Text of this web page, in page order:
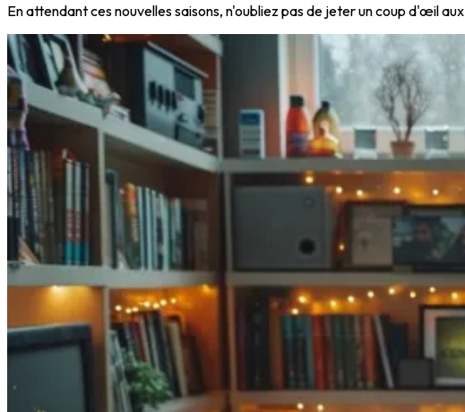
En attendant ces nouvelles saisons, n'oubliez pas de jeter un coup d'œil aux